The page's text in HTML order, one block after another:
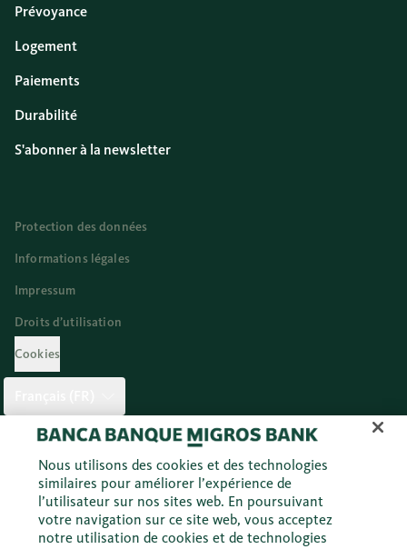
Prévoyance
Logement
Paiements
Durabilité
S'abonner à la newsletter
Protection des données
Informations légales
Impressum
Droits d’utilisation
Cookies
Facebook Instagram Youtube
© 2026 Banque Migros SA
Nous utilisons des cookies et des technologies
similaires pour améliorer l’expérience de
l’utilisateur sur nos sites web. En poursuivant
votre navigation sur ce site web, vous acceptez
notre utilisation de cookies et de technologies